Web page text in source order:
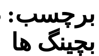
برچسب:
بچینگ ها